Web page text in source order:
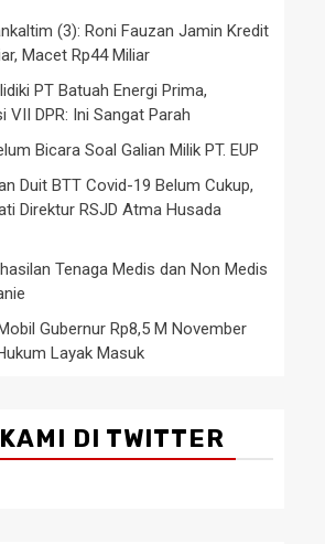
(3): Roni Fauzan Jamin Kredit
Macet Rp44 Miliar
PT Batuah Energi Prima,
VII DPR: Ini Sangat Parah
Bicara Soal Galian Milik PT. EUP
Duit BTT Covid-19 Belum Cukup,
Direktur RSJD Atma Husada
Tenaga Medis dan Non Medis
Gubernur Rp8,5 M November
Layak Masuk
DI TWITTER